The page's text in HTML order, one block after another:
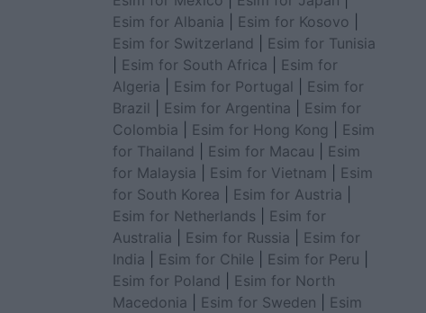
Esim for Albania
Esim for Kosovo
Esim for Switzerland
Esim for Tunisia
Esim for South Africa
Esim for
Algeria
Esim for Portugal
Esim for
Brazil
Esim for Argentina
Esim for
Colombia
Esim for Hong Kong
Esim
for Thailand
Esim for Macau
Esim
for Malaysia
Esim for Vietnam
Esim
for South Korea
Esim for Austria
Esim for Netherlands
Esim for
Australia
Esim for Russia
Esim for
India
Esim for Chile Esim for Peru
Esim for Poland
Esim for North
Macedonia
Esim for Sweden
Esim